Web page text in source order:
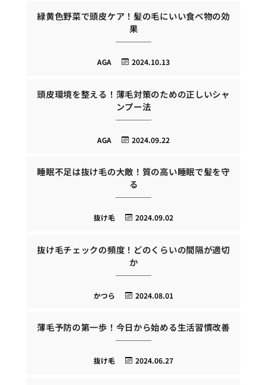
緑黄色野菜で頭皮ケア！髪の毛にいい食べ物の効
果
2024.10.13
AGA
頭皮環境を整える！薄毛対策のための正しいシャ
ンプー法
2024.09.22
AGA
睡眠不足は抜け毛の大敵！質の高い睡眠で髪を守
る
2024.09.02
抜け毛
抜け毛チェックの頻度！どのくらいの間隔が適切
か
2024.08.01
かつら
薄毛予防の第一歩！今日から始める生活習慣改善
2024.06.27
抜け毛